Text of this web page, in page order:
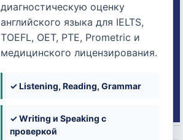
диагностическую оценку
английского языка для IELTS,
TOEFL, OET, PTE, Prometric и
медицинского лицензирования.
✓ Listening, Reading, Grammar
✓ Writing и Speaking с
проверкой